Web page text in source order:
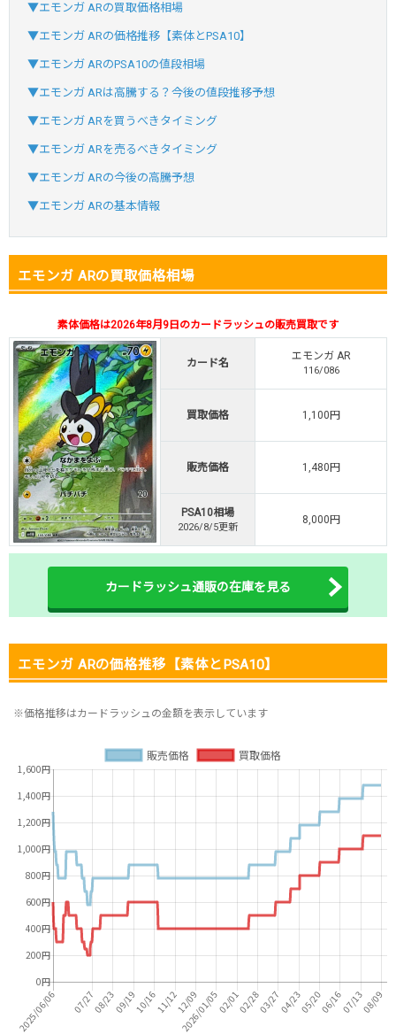
おりパンダ
・新規登録で6種類アド確解禁
SVGC7P コードコピー
・atone・ペイディ対応！
オリくじ
・新規登録で無料100連できる！
TVCM記念！激熱イベント開催中
オリくじ公式はこちら ＞
TORAオリパ
・リリース1周年イベント開催中！
・新規登録で最大90%OFF
初回登録で4種類アド確解放
TORAオリパ公式はこちら ＞
▼エモンガ ARの買取価格相場
▼エモンガ ARの価格推移【素体とPSA10】
▼エモンガ ARのPSA10の値段相場
▼エモンガ ARは高騰する？今後の値段推移予想
▼エモンガ ARを買うべきタイミング
▼エモンガ ARを売るべきタイミング
▼エモンガ ARの今後の高騰予想
▼エモンガ ARの基本情報
エモンガ ARの買取価格相場
素体価格は2026年8月9日のカードラッシュの販売買取です
カード名
エモンガ AR
116/086
買取価格 1,100円
販売価格 1,480円
PSA10相場
2026/8/5更新
8,000円
カードラッシュ通販の在庫を見る
エモンガ ARの価格推移【素体とPSA10】
※価格推移はカードラッシュの金額を表示しています